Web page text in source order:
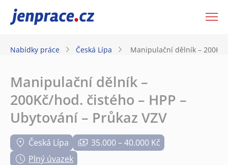
JenPráce.cz
Nabídky práce Česká Lípa Manipulační dělník – 200Kč/
Manipulační dělník –
200Kč/hod. čistého – HPP –
Ubytování – Průkaz VZV
Česká Lípa
35.000 – 40.000 Kč
Plný úvazek